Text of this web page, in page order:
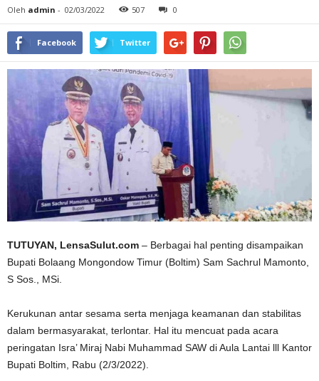
Oleh admin - 02/03/2022 507 0
Facebook Twitter
TUTUYAN, LensaSulut.com – Berbagai hal penting disampaikan
Bupati Bolaang Mongondow Timur (Boltim) Sam Sachrul Mamonto,
S Sos., MSi.
Kerukunan antar sesama serta menjaga keamanan dan stabilitas
dalam bermasyarakat, terlontar. Hal itu mencuat pada acara
peringatan Isra’ Miraj Nabi Muhammad SAW di Aula Lantai lll Kantor
Bupati Boltim, Rabu (2/3/2022).